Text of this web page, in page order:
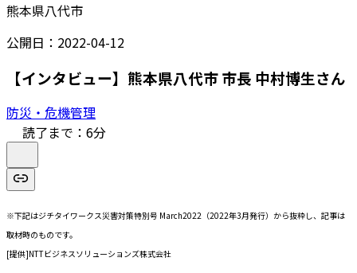
熊本県八代市
公開日： 2022-04-12
【インタビュー】熊本県八代市 市長 中村博生さん
防災・危機管理
読了まで： 6分
※下記はジチタイワークス災害対策特別号 March2022（2022年3月発行）から抜粋し、記事は
取材時のものです。
[提供]NTTビジネスソリューションズ株式会社